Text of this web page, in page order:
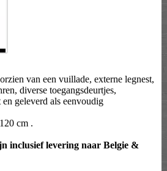
van een vuillade, externe legnest,
diverse toegangsdeurtjes,
en geleverd als eenvoudig
cm .
inclusief levering naar Belgie &